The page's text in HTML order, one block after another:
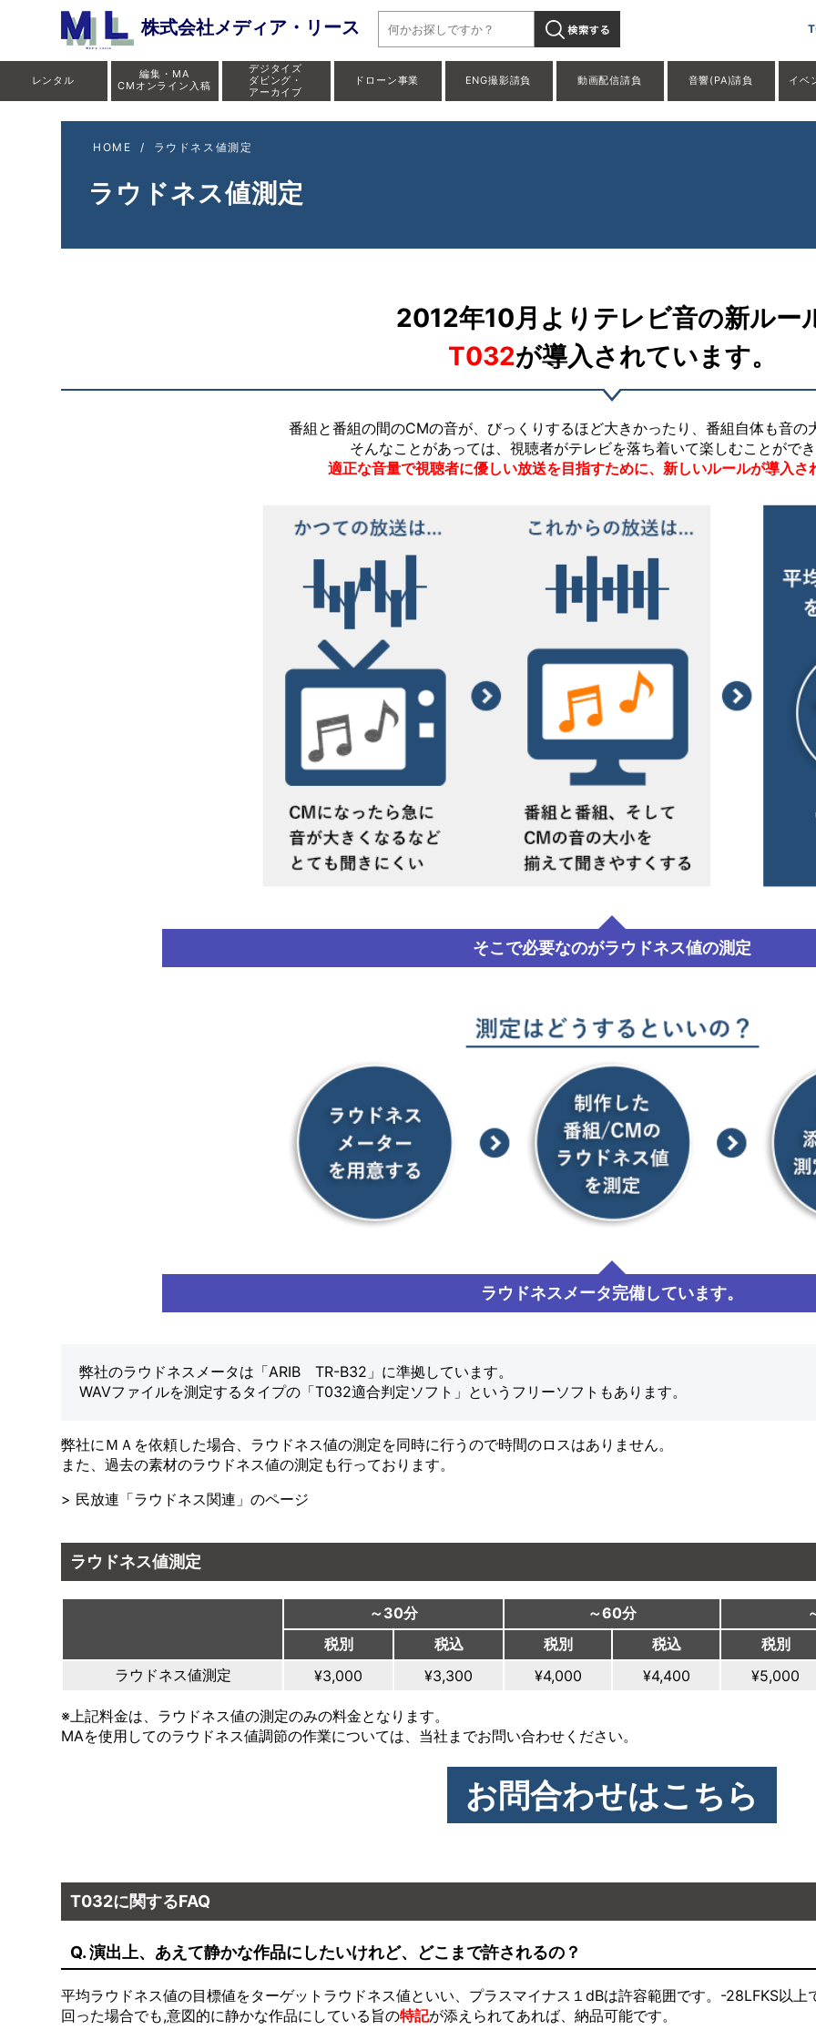
株式会社メディア・リース
レンタル
編集・MA
CMオンライン入稿
デジタイズ
ダビング・
アーカイブ
ドローン事業 ENG撮影請負 動画配信請負 音響(PA)請負 イベ
HOME / ラウドネス値測定
ラウドネス値測定
2012年10月よりテレビ音の新ルー
T032が導入されています。
番組と番組の間のCMの音が、びっくりするほど大きかったり、番組自体も音の
そんなことがあっては、視聴者がテレビを落ち着いて楽しむことができ
適正な音量で視聴者に優しい放送を目指すために、新しいルールが導入さ
そこで必要なのがラウドネス値の測定
ラウドネスメータ完備しています。
弊社のラウドネスメータは「ARIB TR-B32」に準拠しています。
WAVファイルを測定するタイプの「T032適合判定ソフト」というフリーソフトもあります。
弊社にＭＡを依頼した場合、ラウドネス値の測定を同時に行うので時間のロスはありません。
また、過去の素材のラウドネス値の測定も行っております。
> 民放連「ラウドネス関連」のページ
ラウドネス値測定
～30分 ～60分
税別
税込 税別 税込 税別
ラウドネス値測定
¥3,000 ¥3,300 ¥4,000 ¥4,400 ¥5,000
※上記料金は、ラウドネス値の測定のみの料金となります。
MAを使用してのラウドネス値調節の作業については、当社までお問い合わせください。
お問合わせはこちら
T032に関するFAQ
Q. 演出上、あえて静かな作品にしたいけれど、どこまで許されるの？
平均ラウドネス値の目標値をターゲットラウドネス値といい、プラスマイナス１dBは許容範囲です。-28LFKS以上
回った場合でも,意図的に静かな作品にしている旨の特記が添えられてあれば、納品可能です。